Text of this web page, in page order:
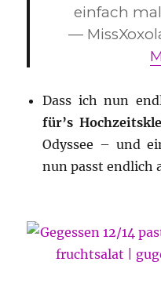
einfach
—
Dass ich nun
für’s
Odyssee – und
nun passt endlich